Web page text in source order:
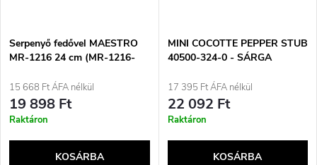
Serpenyő fedővel MAESTRO
MR-1216 24 cm (MR-1216-
15 668 Ft ÁFA nélkül
19 898 Ft
Raktáron
KOSÁRBA
MINI COCOTTE PEPPER STUB
40500-324-0 - SÁRGA
17 395 Ft ÁFA nélkül
22 092 Ft
Raktáron
KOSÁRBA